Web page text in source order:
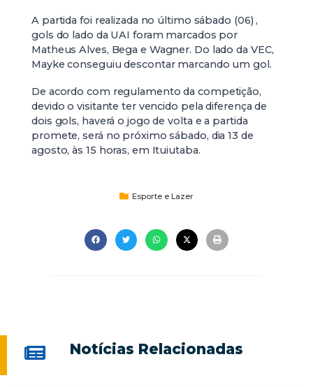
A partida foi realizada no último sábado (06) ,
gols do lado da UAI foram marcados por
Matheus Alves, Bega e Wagner. Do lado da VEC,
Mayke conseguiu descontar marcando um gol.
De acordo com regulamento da competição,
devido o visitante ter vencido pela diferença de
dois gols, haverá o jogo de volta e a partida
promete, será no próximo sábado, dia 13 de
agosto, às 15 horas, em Ituiutaba.
Esporte e Lazer
Notícias Relacionadas